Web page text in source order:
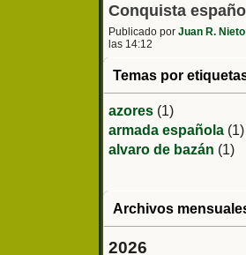
Conquista
Publicado por Juan R.
las 14:12
Temas por
azores (1)
armada española (1)
alvaro de bazán (1)
Archivos
2026